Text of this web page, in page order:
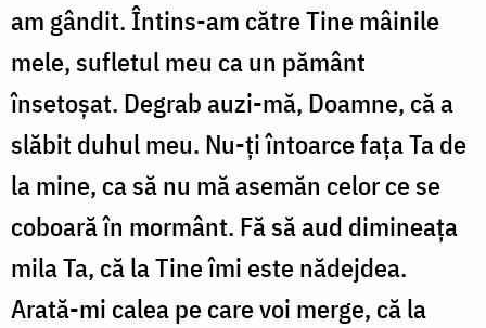
am gândit. Întins-am către Tine mâinile
mele, sufletul meu ca un pământ
însetoşat. Degrab auzi-mă, Doamne, că a
slăbit duhul meu. Nu-ţi întoarce fața Ta de
la mine, ca să nu mă asemăn celor ce se
coboară în mormânt. Fă să aud dimineaţa
mila Ta, că la Tine îmi este nădejdea.
Arată-mi calea pe care voi merge, că la